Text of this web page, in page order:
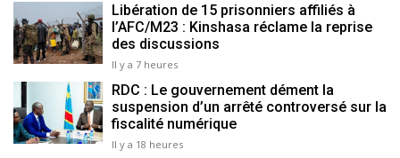
Libération de 15 prisonniers affiliés à
l’AFC/M23 : Kinshasa réclame la reprise
des discussions
Il y a 7 heures
RDC : Le gouvernement dément la
suspension d’un arrêté controversé sur la
fiscalité numérique
Il y a 18 heures